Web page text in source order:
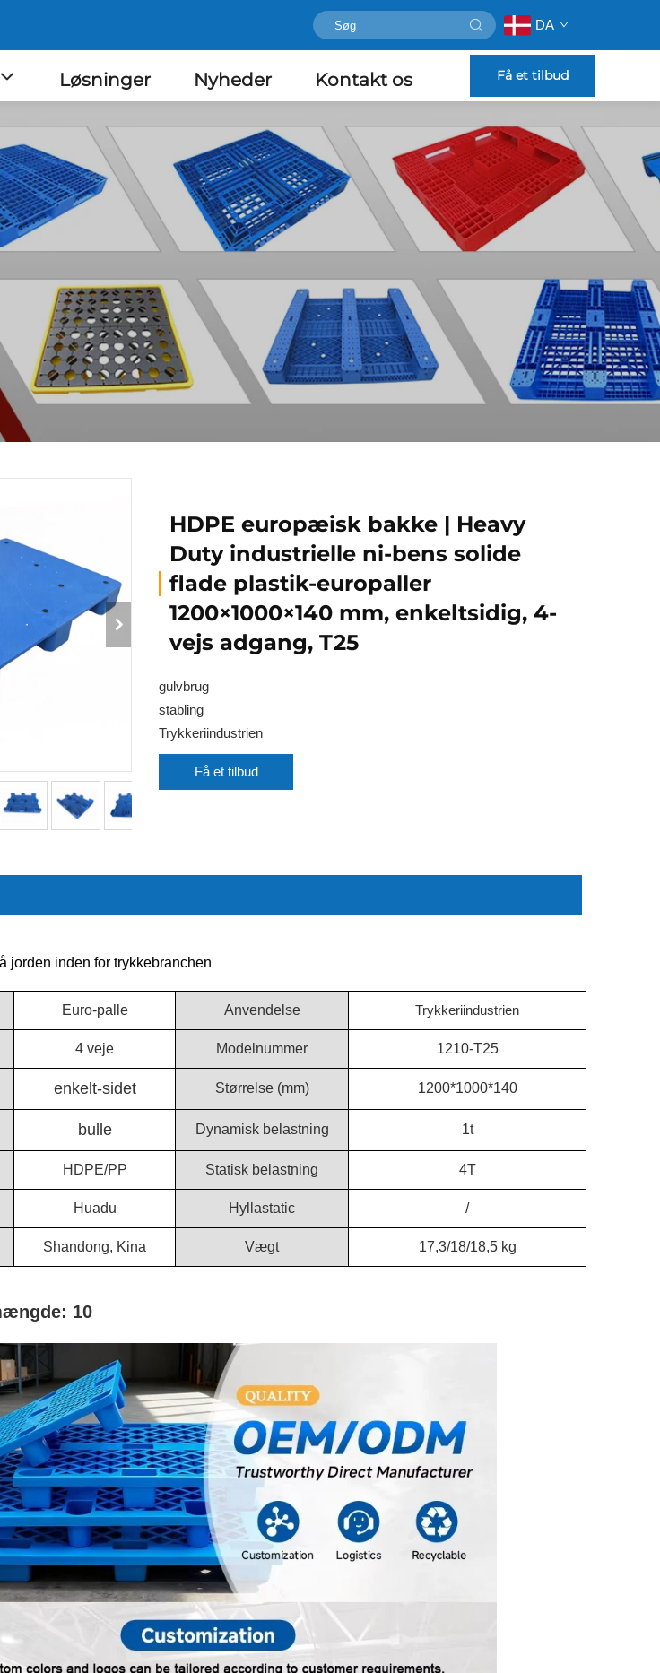
DA
Løsninger Nyheder Kontakt os Få et tilbud
HDPE europæisk bakke | Heavy
Duty industrielle ni-bens solide
flade plastik-europaller
1200×1000×140 mm, enkeltsidig, 4-
vejs adgang, T25
gulvbrug
stabling
Trykkeriindustrien
Få et tilbud
jorden inden for trykkebranchen
Euro-palle Anvendelse Trykkeriindustrien
4 veje Modelnummer 1210-T25
enkelt-sidet Størrelse (mm) 1200*1000*140
bulle Dynamisk belastning 1t
HDPE/PP Statisk belastning 4T
Huadu Hyllastatic /
Shandong, Kina Vægt 17,3/18/18,5 kg
10